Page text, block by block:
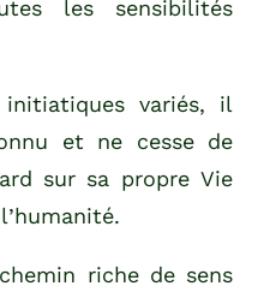
les sensibilités
variés, il
et ne cesse de
sur sa propre Vie
riche de sens